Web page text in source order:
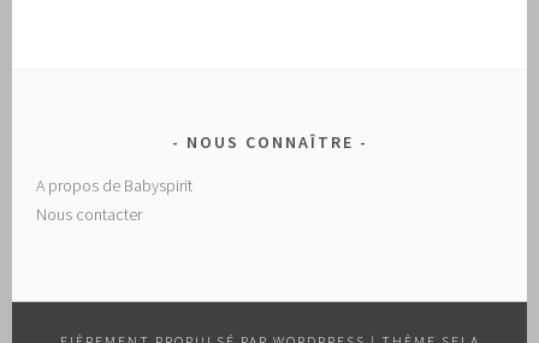
NOUS CONNAÎTRE
A propos de Babyspirit
Nous contacter